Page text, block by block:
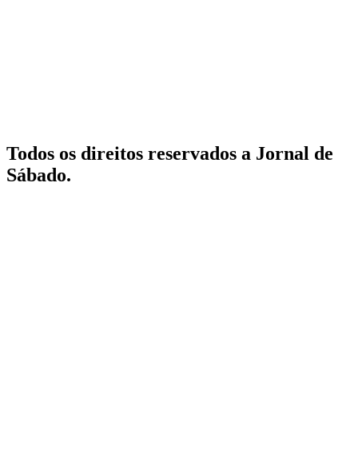
Todos os direitos reservados a Jornal de
Sábado.